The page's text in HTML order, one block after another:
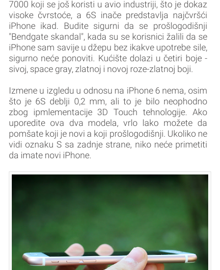
7000 koji se još koristi u avio industriji, što je dokaz
visoke čvrstoće, a 6S inače predstavlja najčvršći
iPhone ikad. Budite sigurni da se prošlogodišnji
"Bendgate skandal", kada su se korisnici žalili da se
iPhone sam savije u džepu bez ikakve upotrebe sile,
sigurno neće ponoviti. Kućište dolazi u četiri boje -
sivoj, space gray, zlatnoj i novoj roze-zlatnoj boji.
Izmene u izgledu u odnosu na iPhone 6 nema, osim
što je 6S deblji 0,2 mm, ali to je bilo neophodno
zbog ipmlementacije 3D Touch tehnologije. Ako
uporedite ova dva modela, vrlo lako možete da
pomšate koji je novi a koji prošlogodišnji. Ukoliko ne
vidi oznaku S sa zadnje strane, niko neće primetiti
da imate novi iPhone.